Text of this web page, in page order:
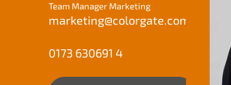
Team Manager Marketing
marketing@colorgate.com
0173 630691 4